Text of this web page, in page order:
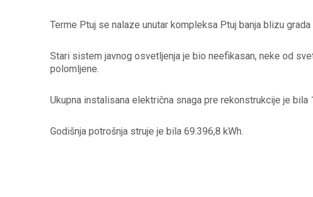
Terme Ptuj se nalaze unutar kompleksa Ptuj banja blizu grada
Stari sistem javnog osvetljenja je bio neefikasan, neke od
polomljene.
Ukupna instalisana električna snaga pre rekonstrukcije je bila
Godišnja potrošnja struje je bila 69.396,8 kWh.